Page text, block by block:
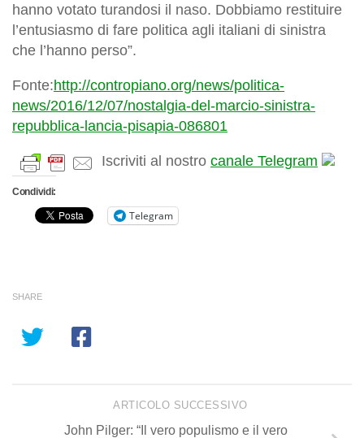
hanno votato turandosi il naso. Dobbiamo restituire
l’entusiasmo di fare politica agli italiani di sinistra
che l’hanno perso”.
Fonte:http://contropiano.org/news/politica-
news/2016/12/07/nostalgia-del-marcio-sinistra-
repubblica-lancia-pisapia-086801
Iscriviti al nostro canale Telegram
Condividi:
Telegram
SHARE
ARTICOLO SUCCESSIVO
John Pilger: “Il vero populismo e il vero